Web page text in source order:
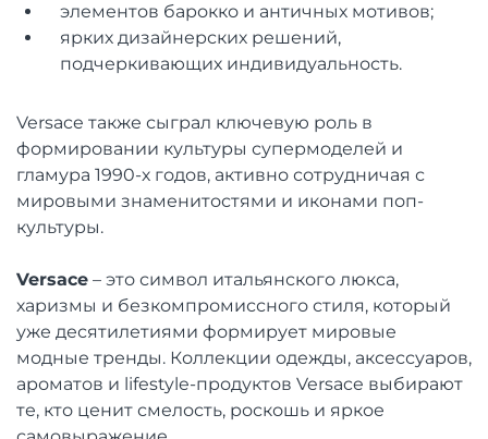
элементов барокко и античных мотивов;
ярких дизайнерских решений,
подчеркивающих индивидуальность.
Versace также сыграл ключевую роль в
формировании культуры супермоделей и
гламура 1990-х годов, активно сотрудничая с
мировыми знаменитостями и иконами поп-
культуры.
Versace – это символ итальянского люкса,
харизмы и безкомпромиссного стиля, который
уже десятилетиями формирует мировые
модные тренды. Коллекции одежды, аксессуаров,
ароматов и lifestyle-продуктов Versace выбирают
те, кто ценит смелость, роскошь и яркое